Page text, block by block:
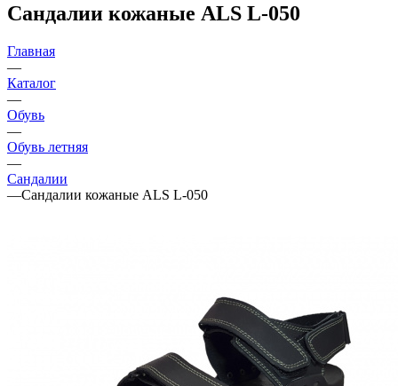
Сандалии кожаные ALS L-050
Главная
—
Каталог
—
Обувь
—
Обувь летняя
—
Сандалии
—Сандалии кожаные ALS L-050